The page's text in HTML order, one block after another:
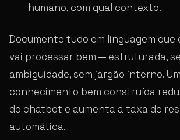
humano, com qual contexto.
Documente tudo em linguagem que
vai processar bem — estruturada,
ambiguidade, sem jargão interno.
conhecimento bem construída
do chatbot e aumenta a taxa de
automática.